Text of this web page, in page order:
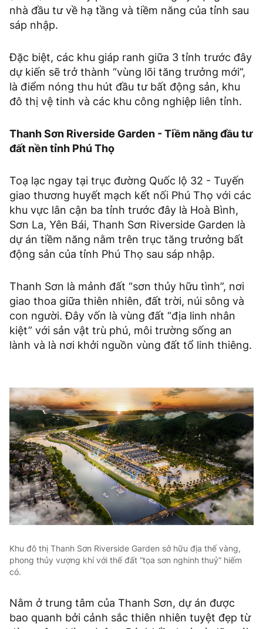
nhà đầu tư về hạ tầng và tiềm năng của tỉnh sau
sáp nhập.
Đặc biệt, các khu giáp ranh giữa 3 tỉnh trước đây
dự kiến sẽ trở thành “vùng lõi tăng trưởng mới”,
là điểm nóng thu hút đầu tư bất động sản, khu
đô thị vệ tinh và các khu công nghiệp liên tỉnh.
Thanh Sơn Riverside Garden - Tiềm năng đầu tư
đất nền tỉnh Phú Thọ
Toạ lạc ngay tại trục đường Quốc lộ 32 - Tuyến
giao thương huyết mạch kết nối Phú Thọ với các
khu vực lân cận ba tỉnh trước đây là Hoà Bình,
Sơn La, Yên Bái, Thanh Sơn Riverside Garden là
dự án tiềm năng nằm trên trục tăng trưởng bất
động sản của tỉnh Phú Thọ sau sáp nhập.
Thanh Sơn là mảnh đất “sơn thủy hữu tình”, nơi
giao thoa giữa thiên nhiên, đất trời, núi sông và
con người. Đây vốn là vùng đất “địa linh nhân
kiệt” với sản vật trù phú, môi trường sống an
lành và là nơi khởi nguồn vùng đất tổ linh thiêng.
Khu đô thị Thanh Sơn Riverside Garden sở hữu địa thế vàng,
phong thủy vượng khí với thế đất “tọa sơn nghinh thuỷ” hiếm
có.
Nằm ở trung tâm của Thanh Sơn, dự án được
bao quanh bởi cảnh sắc thiên nhiên tuyệt đẹp từ